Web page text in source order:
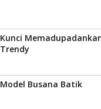
Kunci
Trendy
Model Busana Batik